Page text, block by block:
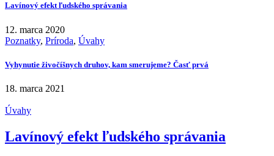
Lavínový efekt ľudského správania
12. marca 2020
Poznatky, Príroda, Úvahy
Vyhynutie živočíšnych druhov, kam smerujeme? Časť prvá
18. marca 2021
Úvahy
Lavínový efekt ľudského správania